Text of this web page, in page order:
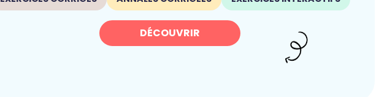
DÉCOUVRIR